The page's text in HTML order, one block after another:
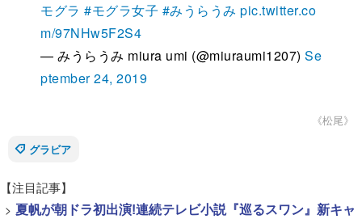
モグラ #モグラ女子 #みうらうみ pic.twitter.co
m/97NHw5F2S4
— みうらうみ miura umi (@miuraumi1207) Se
ptember 24, 2019
《松尾》
グラビア
【注目記事】
> 夏帆が朝ドラ初出演!連続テレビ小説『巡るスワン』新キャ